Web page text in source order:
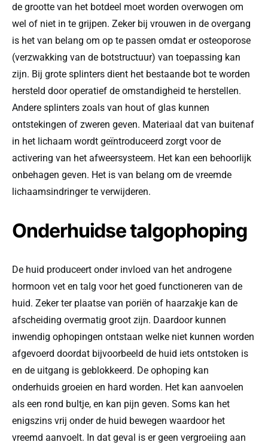
de grootte van het botdeel moet worden overwogen om
wel of niet in te grijpen. Zeker bij vrouwen in de overgang
is het van belang om op te passen omdat er osteoporose
(verzwakking van de botstructuur) van toepassing kan
zijn. Bij grote splinters dient het bestaande bot te worden
hersteld door operatief de omstandigheid te herstellen.
Andere splinters zoals van hout of glas kunnen
ontstekingen of zweren geven. Materiaal dat van buitenaf
in het lichaam wordt geïntroduceerd zorgt voor de
activering van het afweersysteem. Het kan een behoorlijk
onbehagen geven. Het is van belang om de vreemde
lichaamsindringer te verwijderen.
Onderhuidse talgophoping
De huid produceert onder invloed van het androgene
hormoon vet en talg voor het goed functioneren van de
huid. Zeker ter plaatse van poriën of haarzakje kan de
afscheiding overmatig groot zijn. Daardoor kunnen
inwendig ophopingen ontstaan welke niet kunnen worden
afgevoerd doordat bijvoorbeeld de huid iets ontstoken is
en de uitgang is geblokkeerd. De ophoping kan
onderhuids groeien en hard worden. Het kan aanvoelen
als een rond bultje, en kan pijn geven. Soms kan het
enigszins vrij onder de huid bewegen waardoor het
vreemd aanvoelt. In dat geval is er geen vergroeiing aan